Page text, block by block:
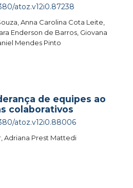
atoz.v12i0.87238
Anna Carolina Cota Leite,
Enderson de Barros, Giovana
Mendes Pinto
de equipes ao
colaborativos
atoz.v12i0.88006
Adriana Prest Mattedi